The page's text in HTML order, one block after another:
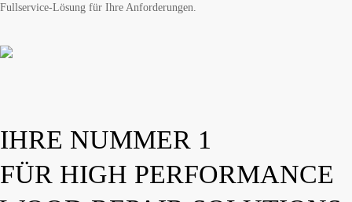
Fullservice-Lösung für Ihre Anforderungen.
IHRE NUMMER 1
FÜR HIGH PERFORMANCE